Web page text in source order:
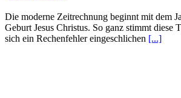
Die moderne Zeitrechnung beginnt mit dem
Geburt Jesus Christus. So ganz stimmt diese
sich ein Rechenfehler eingeschlichen [...]